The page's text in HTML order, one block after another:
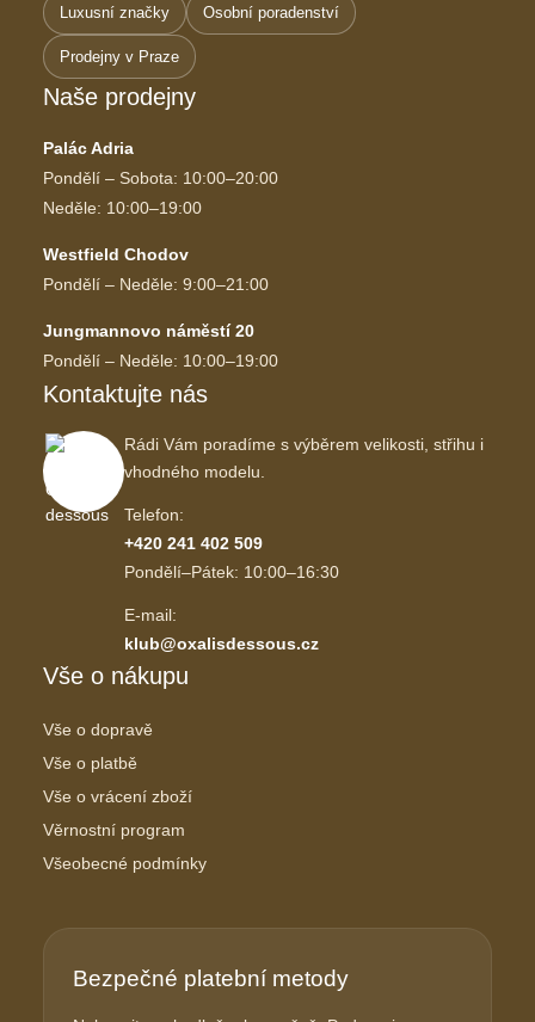
Luxusní značky Osobní poradenství
Prodejny v Praze
Naše prodejny
Palác Adria
Pondělí – Sobota: 10:00–20:00
Neděle: 10:00–19:00
Westfield Chodov
Pondělí – Neděle: 9:00–21:00
Jungmannovo náměstí 20
Pondělí – Neděle: 10:00–19:00
Kontaktujte nás
Rádi Vám poradíme s výběrem velikosti, střihu i
vhodného modelu.
Telefon:
+420 241 402 509
Pondělí–Pátek: 10:00–16:30
E-mail:
klub@oxalisdessous.cz
Vše o nákupu
Vše o dopravě
Vše o platbě
Vše o vrácení zboží
Věrnostní program
Všeobecné podmínky
Bezpečné platební metody